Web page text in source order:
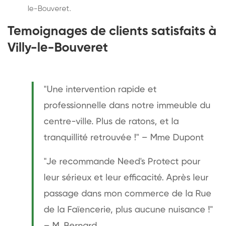
le-Bouveret.
Temoignages de clients satisfaits à
Villy-le-Bouveret
"Une intervention rapide et
professionnelle dans notre immeuble du
centre-ville. Plus de ratons, et la
tranquillité retrouvée !" – Mme Dupont
"Je recommande Need's Protect pour
leur sérieux et leur efficacité. Après leur
passage dans mon commerce de la Rue
de la Faïencerie, plus aucune nuisance !"